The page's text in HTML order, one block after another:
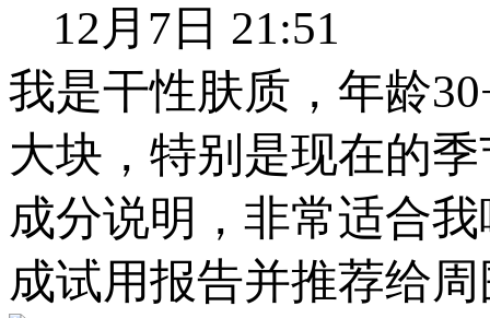
12月7日 21:51
我是干性肤质，年龄
大块，特别是现在的
成分说明，非常适合
成试用报告并推荐给